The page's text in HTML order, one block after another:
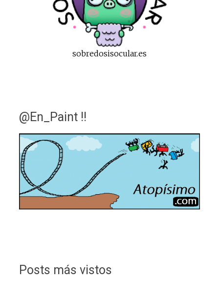
sobredosisocular.es
@En_Paint !!
Posts más vistos